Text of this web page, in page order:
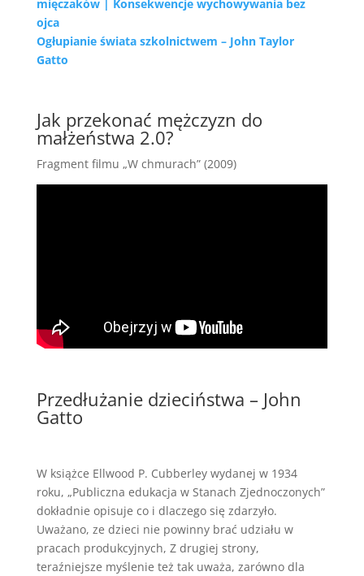
mięczaków | Konsekwencje wychowywania bez
ojca
Ogłupianie świata szkolnictwem – John Taylor
Gatto
Jak przekonać mężczyzn do
małżeństwa 2.0?
Fragment filmu „W chmurach” (2009)
Przedłużanie dzieciństwa – John
Gatto
W książce Ellwood P. Cubberley wydanej w 1934
roku, „Publiczna edukacja w Stanach Zjednoczonych”
dokładnie opisuje co i dlaczego się zdarzyło.
Uważano, ze dzieci nie powinny brać udziału w
pracach produkcyjnych, Z drugiej strony,
teraźniejsze myślenie też tak uważa, zarówno dla